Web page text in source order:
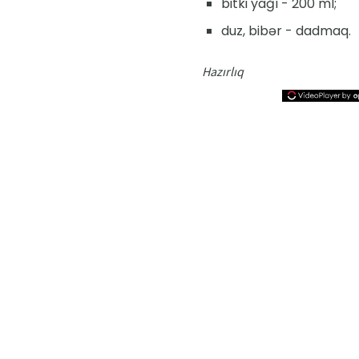
bitki yağı - 200 ml;
duz, bibər - dadmaq.
Hazırlıq